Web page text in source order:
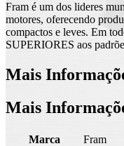
Fram é um dos lideres
motores, oferecendo
compactos e leves. Em
SUPERIORES aos
Mais
Mais
Marca
Fram